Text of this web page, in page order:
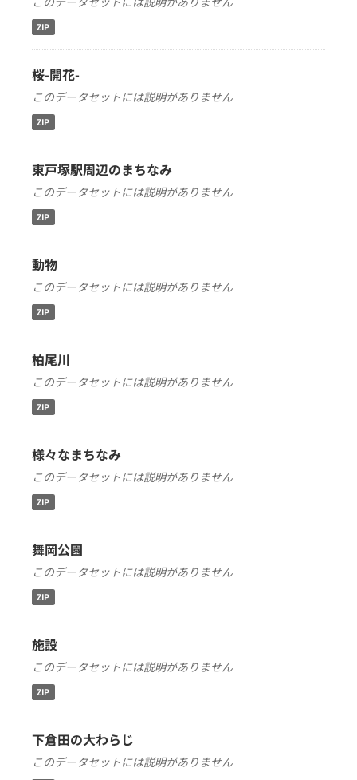
ZIP
桜-開花-
このデータセットには説明がありません
ZIP
東戸塚駅周辺のまちなみ
このデータセットには説明がありません
ZIP
動物
このデータセットには説明がありません
ZIP
柏尾川
このデータセットには説明がありません
ZIP
様々なまちなみ
このデータセットには説明がありません
ZIP
舞岡公園
このデータセットには説明がありません
ZIP
施設
このデータセットには説明がありません
ZIP
下倉田の大わらじ
このデータセットには説明がありません